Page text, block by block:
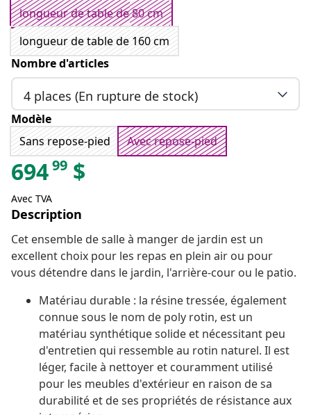
longueur de table de 80 cm
longueur de table de 160 cm
Nombre d'articles
4 places (En rupture de stock)
Modèle
Sans repose-pied
Avec repose-pied
69499 $
Avec TVA
Description
Cet ensemble de salle à manger de jardin est un
excellent choix pour les repas en plein air ou pour
vous détendre dans le jardin, l'arrière-cour ou le patio.
Matériau durable : la résine tressée, également
connue sous le nom de poly rotin, est un
matériau synthétique solide et nécessitant peu
d'entretien qui ressemble au rotin naturel. Il est
léger, facile à nettoyer et couramment utilisé
pour les meubles d'extérieur en raison de sa
durabilité et de ses propriétés de résistance aux